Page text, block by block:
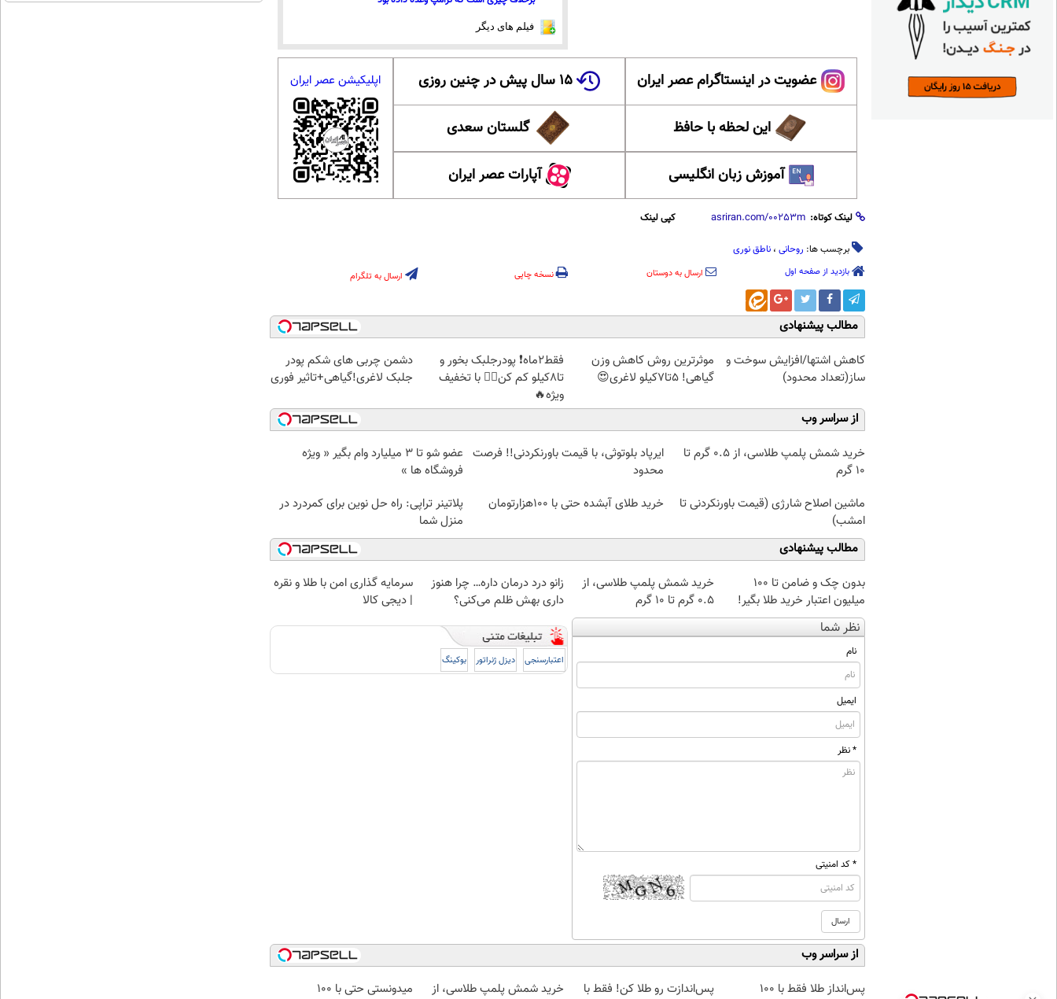
فیلم های دیگر
عضویت در اینستاگرام عصر ایران ۱۵ سال پیش در چنین روزی
این لحظه با حافظ گلستان سعدی
آموزش زبان انگلیسی آپارات عصر ایران
اپلیکیشن عصر ایران
لینک کوتاه: کپی لینک
برچسب ها: روحانی ، ناطق نوری
بازدید از صفحه اول ارسال به دوستان نسخه چاپی ارسال به تلگرام
مطالب پیشنهادی
کاهش اشتها/افزایش سوخت و
ساز(تعداد محدود)
موثرترین روش کاهش وزن
گیاهی! 5تا۷کیلو لاغری😍
فقط2ماه❗ پودرجلبک بخور و
تا8کیلو کم کن👌🏻 با تخفیف
ویژه🔥
دشمن چربی های شکم پودر
جلبک لاغری!گیاهی+تاثیر فوری
از سراسر وب
خرید شمش پلمپ طلاسی، از ۰.۵ گرم تا
۱۰ گرم
ایرپاد بلوتوثی، با قیمت باورنکردنی!! فرصت
محدود
عضو شو تا 3 میلیارد وام بگیر « ویژه
فروشگاه ها »
ماشین اصلاح شارژی (قیمت باورنکردنی تا
امشب)
خرید طلای آبشده حتی با ۱۰۰هزارتومان
پلاتینر تراپی: راه حل نوین برای کمردرد در
منزل شما
مطالب پیشنهادی
بدون چک و ضامن تا 100
میلیون اعتبار خرید طلا بگیر!
خرید شمش پلمپ طلاسی، از
۰.۵ گرم تا ۱۰ گرم
زانو درد درمان داره… چرا هنوز
داری بهش ظلم می‌کنی؟
سرمایه گذاری امن با طلا و نقره
| دیجی کالا
نظر شما
نام
ایمیل
* نظر
* کد امنیتی
اعتبارسنجی دیزل ژنراتور بوکینگ
از سراسر وب
پس‌انداز طلا فقط با ۱۰۰
پس‌اندازت رو طلا کن! فقط با
خرید شمش پلمپ طلاسی، از
میدونستی حتی با ۱۰۰